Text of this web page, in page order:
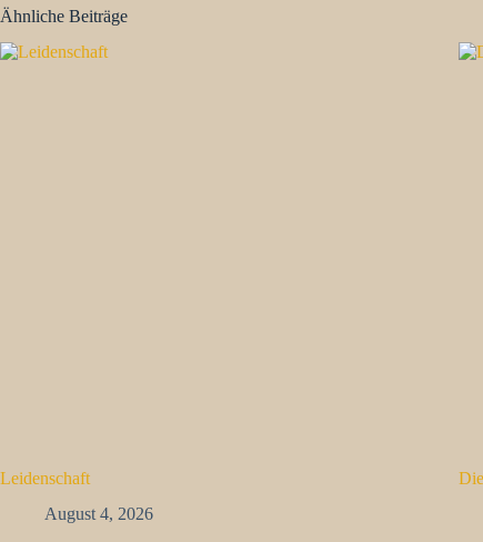
Ähnliche Beiträge
Leidenschaft
August 4, 2026